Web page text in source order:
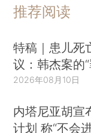
推荐阅读
特稿｜患儿死
议：韩杰案的
2026年08月10日
内塔尼亚胡宣
计划 称“不会